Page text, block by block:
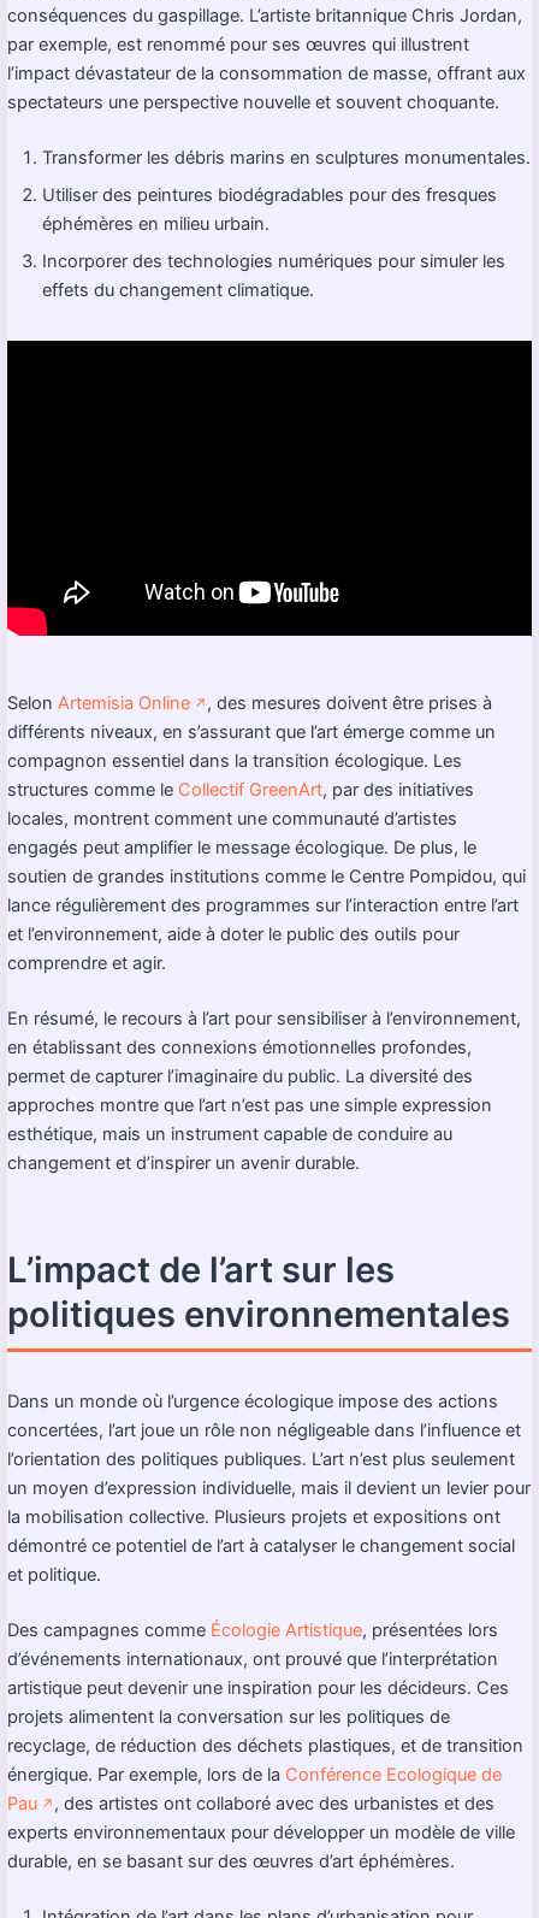
conséquences du gaspillage. L’artiste britannique Chris Jordan,
par exemple, est renommé pour ses œuvres qui illustrent
l’impact dévastateur de la consommation de masse, offrant aux
spectateurs une perspective nouvelle et souvent choquante.
Transformer les débris marins en sculptures monumentales.
Utiliser des peintures biodégradables pour des fresques
éphémères en milieu urbain.
Incorporer des technologies numériques pour simuler les
effets du changement climatique.
Selon Artemisia Online ↗️ , des mesures doivent être prises à
différents niveaux, en s’assurant que l’art émerge comme un
compagnon essentiel dans la transition écologique. Les
structures comme le Collectif GreenArt, par des initiatives
locales, montrent comment une communauté d’artistes
engagés peut amplifier le message écologique. De plus, le
soutien de grandes institutions comme le Centre Pompidou, qui
lance régulièrement des programmes sur l’interaction entre l’art
et l’environnement, aide à doter le public des outils pour
comprendre et agir.
En résumé, le recours à l’art pour sensibiliser à l’environnement,
en établissant des connexions émotionnelles profondes,
permet de capturer l’imaginaire du public. La diversité des
approches montre que l’art n’est pas une simple expression
esthétique, mais un instrument capable de conduire au
changement et d’inspirer un avenir durable.
L’impact de l’art sur les
politiques environnementales
Dans un monde où l’urgence écologique impose des actions
concertées, l’art joue un rôle non négligeable dans l’influence et
l’orientation des politiques publiques. L’art n’est plus seulement
un moyen d’expression individuelle, mais il devient un levier pour
la mobilisation collective. Plusieurs projets et expositions ont
démontré ce potentiel de l’art à catalyser le changement social
et politique.
Des campagnes comme Écologie Artistique, présentées lors
d’événements internationaux, ont prouvé que l’interprétation
artistique peut devenir une inspiration pour les décideurs. Ces
projets alimentent la conversation sur les politiques de
recyclage, de réduction des déchets plastiques, et de transition
énergique. Par exemple, lors de la Conférence Ecologique de
Pau ↗️ , des artistes ont collaboré avec des urbanistes et des
experts environnementaux pour développer un modèle de ville
durable, en se basant sur des œuvres d’art éphémères.